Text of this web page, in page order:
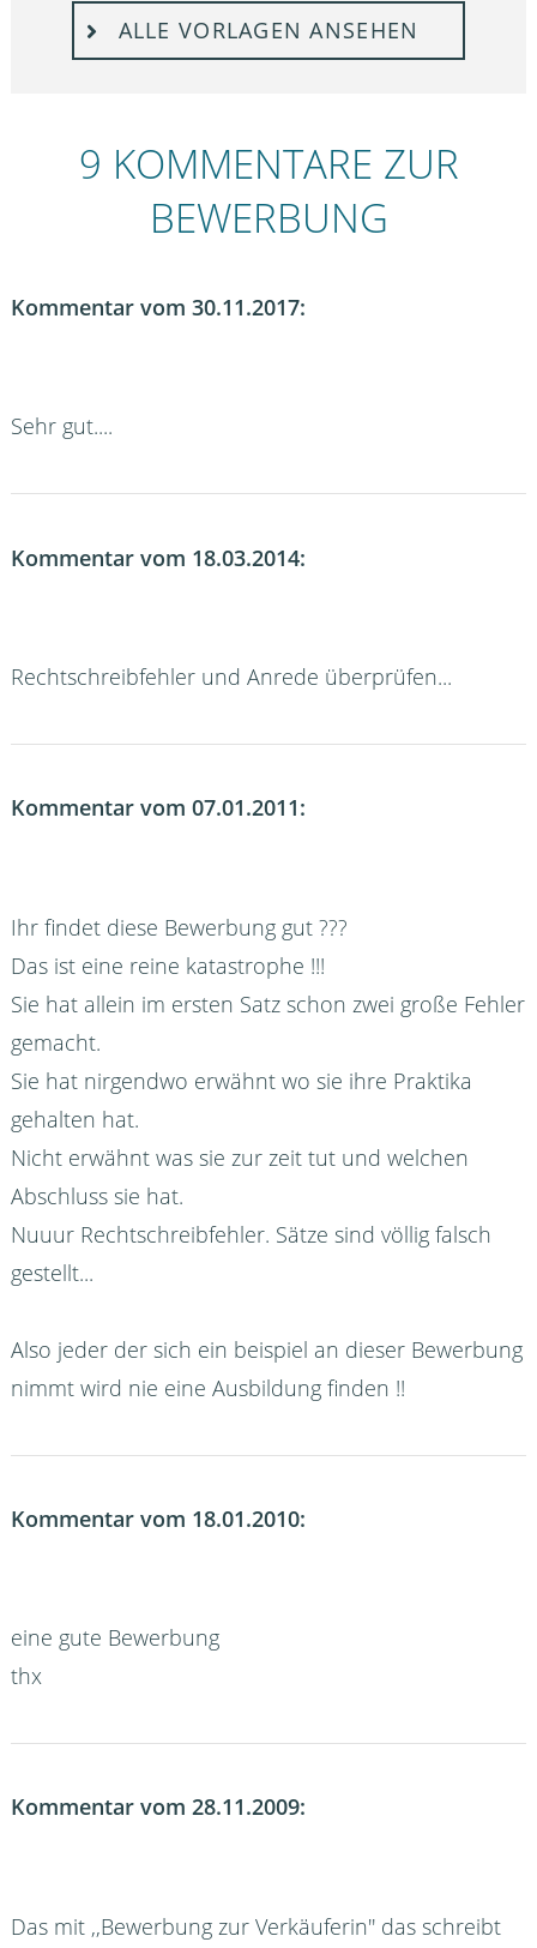
ALLE VORLAGEN ANSEHEN
9 KOMMENTARE ZUR
BEWERBUNG
Kommentar vom 30.11.2017:
Sehr gut....
Kommentar vom 18.03.2014:
Rechtschreibfehler und Anrede überprüfen...
Kommentar vom 07.01.2011:
Ihr findet diese Bewerbung gut ???
Das ist eine reine katastrophe !!!
Sie hat allein im ersten Satz schon zwei große Fehler
gemacht.
Sie hat nirgendwo erwähnt wo sie ihre Praktika
gehalten hat.
Nicht erwähnt was sie zur zeit tut und welchen
Abschluss sie hat.
Nuuur Rechtschreibfehler. Sätze sind völlig falsch
gestellt...
Also jeder der sich ein beispiel an dieser Bewerbung
nimmt wird nie eine Ausbildung finden !!
Kommentar vom 18.01.2010:
eine gute Bewerbung
thx
Kommentar vom 28.11.2009:
Das mit ,,Bewerbung zur Verkäuferin'' das schreibt